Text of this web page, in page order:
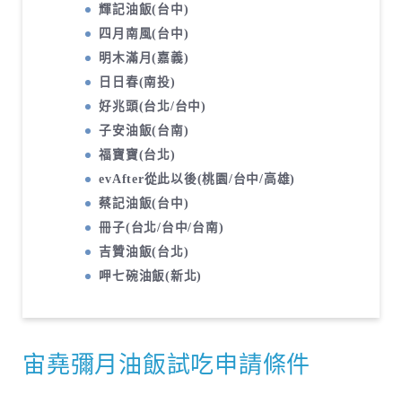
輝記油飯(台中)
四月南風(台中)
明木滿月(嘉義)
日日春(南投)
好兆頭(台北/台中)
子安油飯(台南)
福寶寶(台北)
evAfter從此以後(桃園/台中/高雄)
蔡記油飯(台中)
冊子(台北/台中/台南)
吉贊油飯(台北)
呷七碗油飯(新北)
宙堯彌月油飯試吃申請條件